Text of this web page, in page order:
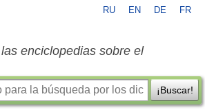
RU EN DE FR
enciclopedias sobre el
¡Buscar!